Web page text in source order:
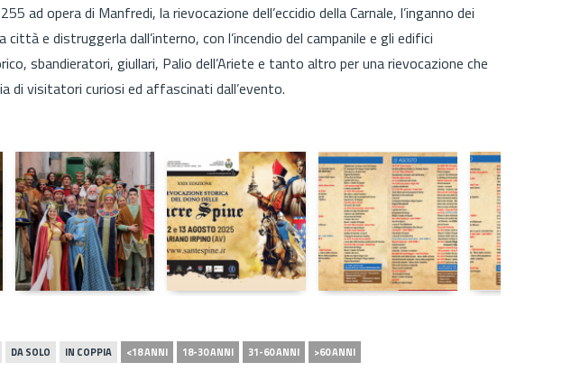
ad opera di Manfredi, la rievocazione dell’eccidio della Carnale, l’inganno dei
città e distruggerla dall’interno, con l’incendio del campanile e gli edifici
sbandieratori, giullari, Palio dell’Ariete e tanto altro per una rievocazione che
di visitatori curiosi ed affascinati dall’evento.
DA SOLO IN COPPIA <18 ANNI 18-30 ANNI 31-60 ANNI >60 ANNI